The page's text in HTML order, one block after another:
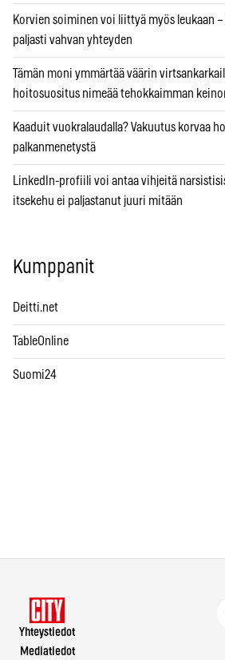
Korvien soiminen voi liittyä myös leukaan
paljasti vahvan yhteyden
Tämän moni ymmärtää väärin
hoitosuositus nimeää tehokkaimman
Kaaduit vuokralaudalla? Vakuutus korvaa
palkanmenetystä
LinkedIn-profiili voi antaa vihjeitä
itsekehu ei paljastanut juuri mitään
Kumppanit
Deitti.net
TableOnline
Suomi24
Yhteystiedot
Mediatiedot